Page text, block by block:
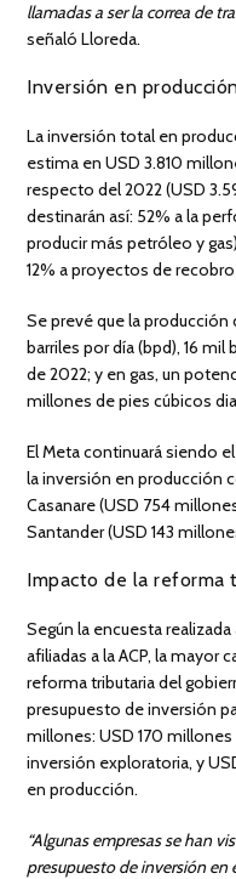
llamadas a ser la correa de
señaló Lloreda.
Inversión en
La inversión total en
estima en USD 3.810
respecto del 2022 (USD
destinarán así: 52% a la
producir más petróleo y
12% a proyectos de
Se prevé que la
barriles por día (bpd), 16
de 2022; y en gas, un
millones de pies cúbicos
El Meta continuará siendo
la inversión en producción
Casanare (USD 754
Santander (USD 143
Impacto de la reforma
Según la encuesta
afiliadas a la ACP, la mayor
reforma tributaria del
presupuesto de inversión
millones: USD 170
inversión exploratoria, y
en producción.
“Algunas empresas se han
presupuesto de inversión